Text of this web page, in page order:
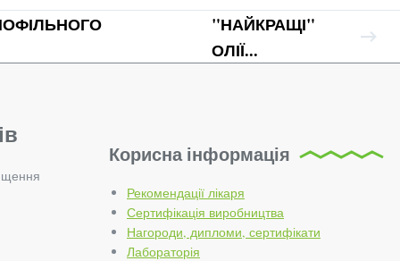
"НАЙКРАЩІ"
ОЛІЇ...
Корисна інформація
Рекомендації лікаря
Сертифікація виробництва
Нагороди, дипломи, сертифікати
Лабораторія